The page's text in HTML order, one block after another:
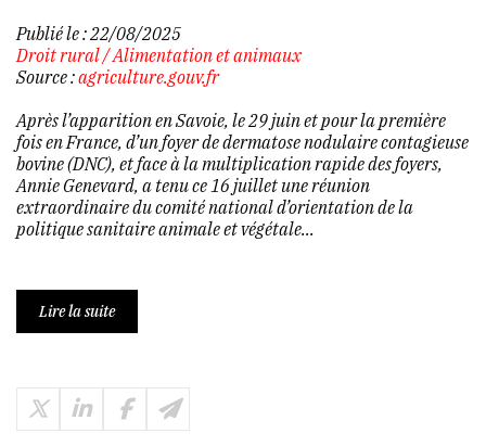
Publié le :22/08/2025
Droit rural/Alimentation et animaux
Source :agriculture.gouv.fr
Après l’apparition en Savoie, le 29 juin et pour la première
fois en France, d’un foyer de dermatose nodulaire contagieuse
bovine (DNC), et face à la multiplication rapide des foyers,
Annie Genevard, a tenu ce 16 juillet une réunion
extraordinaire du comité national d’orientation de la
politique sanitaire animale et végétale...
Lire la suite